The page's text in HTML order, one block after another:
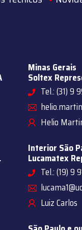
Minas Gerais
Soltex
Tel.: (31) 9
Helio
Interior São
Lucamatex
Tel.: (19) 9
Luiz Carlos